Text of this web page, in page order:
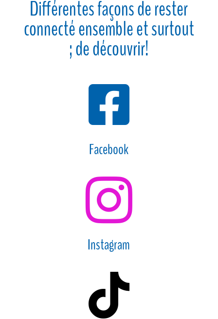
Différentes façons de rester
connecté ensemble et surtout
; de découvrir!

Facebook

Instagram
